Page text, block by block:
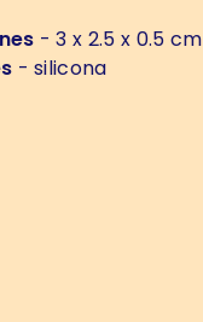
- 3 x 2.5 x 0.5 cm
- silicona